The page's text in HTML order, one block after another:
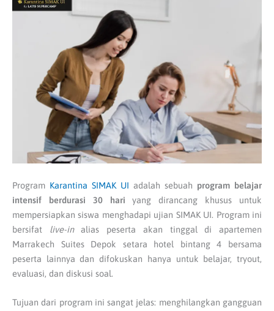
Program Karantina SIMAK UI adalah sebuah program belajar
intensif berdurasi 30 hari yang dirancang khusus untuk
mempersiapkan siswa menghadapi ujian SIMAK UI. Program ini
bersifat live-inalias peserta akan tinggal di apartemen
Marrakech Suites Depok setara hotel bintang 4 bersama
peserta lainnya dan difokuskan hanya untuk belajar, tryout,
evaluasi, dan diskusi soal.
Tujuan dari program ini sangat jelas: menghilangkan gangguan